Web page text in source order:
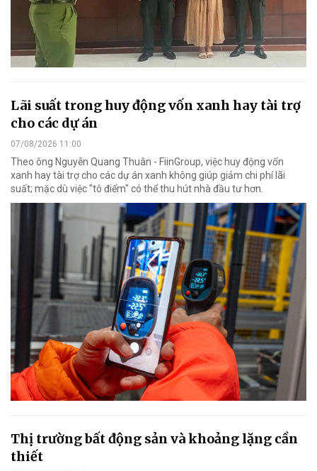
Lãi suất trong huy động vốn xanh hay tài trợ
cho các dự án
07/08/2026 11:00
Theo ông Nguyễn Quang Thuân - FiinGroup, việc huy động vốn
xanh hay tài trợ cho các dự án xanh không giúp giảm chi phí lãi
suất; mặc dù việc "tô điểm" có thể thu hút nhà đầu tư hơn.
Thị trường bất động sản và khoảng lặng cần
thiết